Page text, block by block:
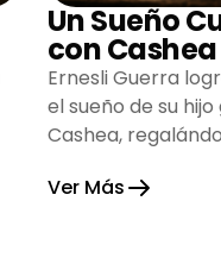
Un Sueño
con Cashea
Ernesli Guerra
el sueño de su
Cashea,
alegría su hogar.
Ver Más